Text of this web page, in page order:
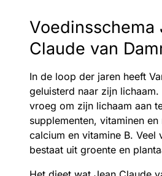
Voedinsschema
Claude van
In de loop der jaren heeft
geluisterd naar zijn lichaam.
vroeg om zijn lichaam aan
supplementen, vitaminen
calcium en vitamine B. Veel
bestaat uit groente en